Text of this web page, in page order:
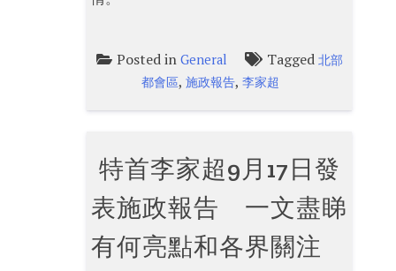
Posted in General Tagged 北部
都會區,施政報告,李家超
特首李家超9月17日發
表施政報告 一文盡睇
有何亮點和各界關注